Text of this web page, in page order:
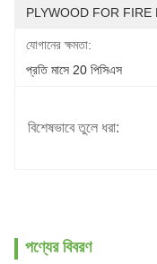
PLYWOOD FOR FIRE
যোগানের ক্ষমতা:
প্রতি মাসে 20 পিসিএস
বিশেষভাবে তুলে ধরা:
পণ্যের বিবরণ